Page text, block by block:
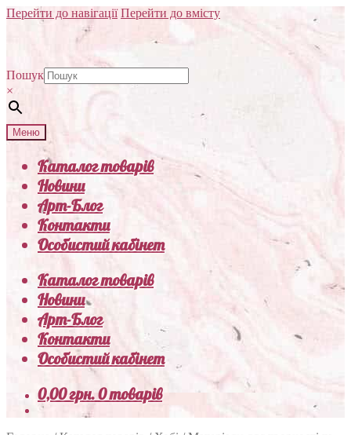
Перейти до навігації Перейти до вмісту
Пошук
×
Меню
Каталог товарів
Новини
Арт-Блог
Контакти
Особистий кабінет
Каталог товарів
Новини
Арт-Блог
Контакти
Особистий кабінет
0,00грн.0 товарів